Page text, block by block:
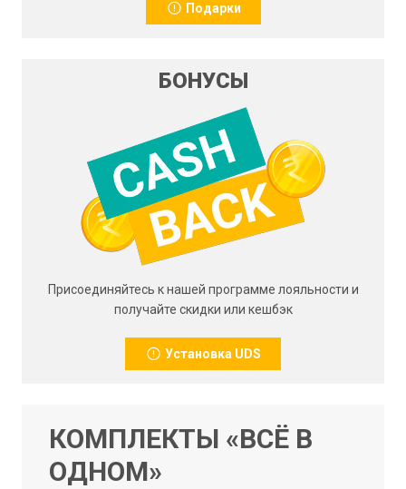
Подарки
БОНУСЫ
Присоединяйтесь к нашей программе лояльности и
получайте скидки или кешбэк
Установка UDS
КОМПЛЕКТЫ «ВСЁ В
ОДНОМ»